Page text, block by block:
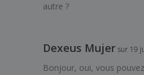
autre ?
Dexeus Mujer sur 19
Bonjour, oui, vous